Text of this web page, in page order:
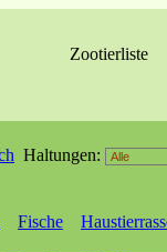
Zootierliste
Haltungen:
Fische